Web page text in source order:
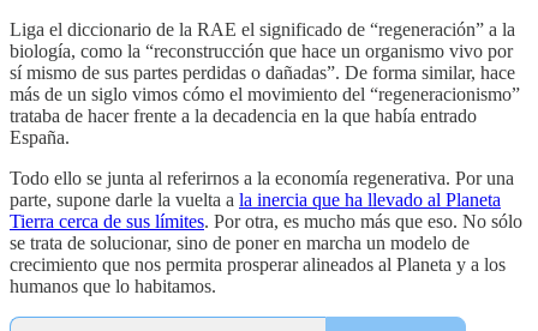
Liga el diccionario de la RAE el significado de “regeneración” a la
biología, como la “reconstrucción que hace un organismo vivo por
sí mismo de sus partes perdidas o dañadas”. De forma similar, hace
más de un siglo vimos cómo el movimiento del “regeneracionismo”
trataba de hacer frente a la decadencia en la que había entrado
España.
Todo ello se junta al referirnos a la economía regenerativa. Por una
parte, supone darle la vuelta a la inercia que ha llevado al Planeta
Tierra cerca de sus límites. Por otra, es mucho más que eso. No sólo
se trata de solucionar, sino de poner en marcha un modelo de
crecimiento que nos permita prosperar alineados al Planeta y a los
humanos que lo habitamos.